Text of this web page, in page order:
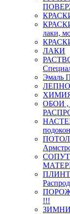
лаки,
ЛАКИ
Эмаль
ХИМИЯ
ОБОИ ,
!!!